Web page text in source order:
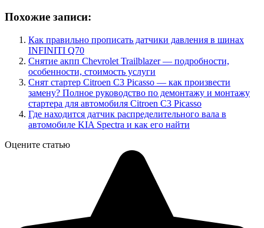
Похожие записи:
Как правильно прописать датчики давления в шинах
INFINITI Q70
Снятие акпп Chevrolet Trailblazer — подробности,
особенности, стоимость услуги
Снят стартер Citroen C3 Picasso — как произвести
замену? Полное руководство по демонтажу и монтажу
стартера для автомобиля Citroen C3 Picasso
Где находится датчик распределительного вала в
автомобиле KIA Spectra и как его найти
Оцените статью